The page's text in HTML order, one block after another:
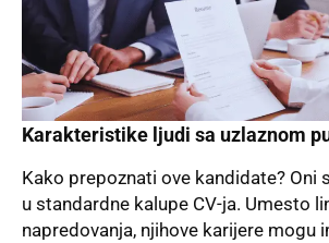
Karakteristike ljudi sa uzlaznom
Kako prepoznati ove kandidate? Oni
u standardne kalupe CV-ja. Umesto
napredovanja, njihove karijere mogu